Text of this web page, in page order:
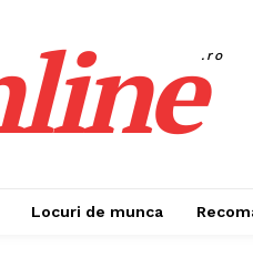
.ro
Locuri de munca